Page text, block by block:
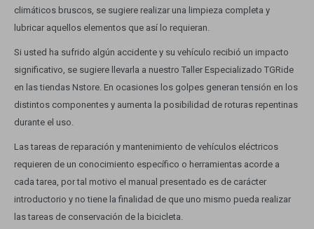
climáticos bruscos, se sugiere realizar una limpieza completa y
lubricar aquellos elementos que así lo requieran.
Si usted ha sufrido algún accidente y su vehículo recibió un impacto
significativo, se sugiere llevarla a nuestro Taller Especializado TGRide
en las tiendas Nstore. En ocasiones los golpes generan tensión en los
distintos componentes y aumenta la posibilidad de roturas repentinas
durante el uso.
Las tareas de reparación y mantenimiento de vehículos eléctricos
requieren de un conocimiento específico o herramientas acorde a
cada tarea, por tal motivo el manual presentado es de carácter
introductorio y no tiene la finalidad de que uno mismo pueda realizar
las tareas de conservación de la bicicleta.